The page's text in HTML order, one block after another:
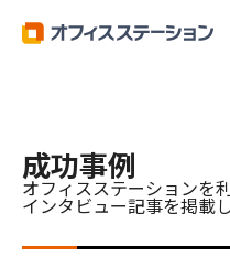
成功事例
オフィスステーションを
インタビュー記事を掲載